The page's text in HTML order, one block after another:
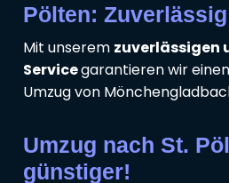
Pölten:
Mit unserem zuverlässigen
Servicegarantieren wir
Umzug von
Umzug nach St.
günstiger!